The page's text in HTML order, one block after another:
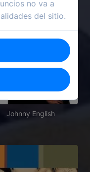
Johnny English
no va a
del sitio.